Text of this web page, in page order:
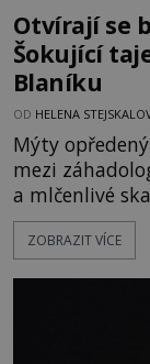
Otvírají se
Šokující
Blaníku
OD HELENA
Mýty
mezi
a mlčenlivé
fungují jako
vnímání času i prostoru.
badatelé zde
prastaré
ZOBRAZIT VÍCE